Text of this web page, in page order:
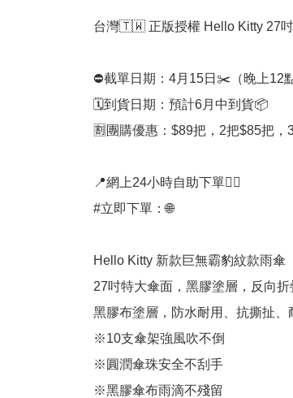
台灣🇹🇼 正版授權 Hello Kitty 27
⛔️截單日期：4月15日✂️（晚上12
🗓️到貨日期：預計6月中到貨📦
🈹團購優惠：$89把，2把$85把，
📍網上24小時自助下單👍🏻
#立即下單：🌐
Hello Kitty 新款巨無霸豹紋款雨傘
27吋特大傘面，黑膠塗層，反向折
黑膠布塗層，防水耐用、抗撕扯、
※10支傘架強風吹不倒
※圓潤傘珠安全不刮手
※黑膠傘布雨滴不殘留